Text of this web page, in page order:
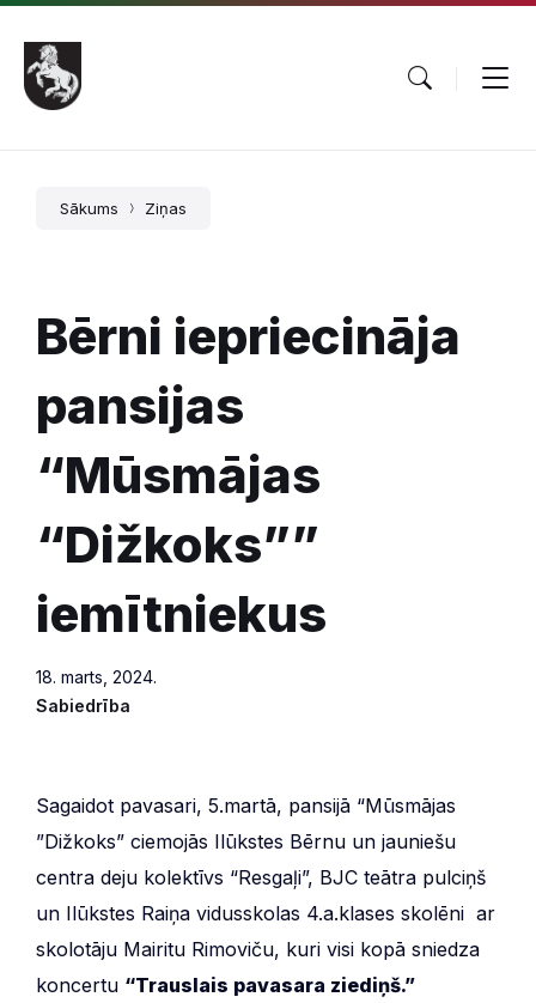
Pāriet
saturu
Skip
main
navigation
Skip
footer
Sākums Ziņas
Bērni iepriecināja
pansijas
“Mūsmājas
“Dižkoks””
iemītniekus
18. marts, 2024.
Sabiedrība
Sagaidot pavasari, 5.martā, pansijā “Mūsmājas
”Dižkoks” ciemojās Ilūkstes Bērnu un jauniešu
centra deju kolektīvs “Resgaļi”, BJC teātra pulciņš
un Ilūkstes Raiņa vidusskolas 4.a.klases skolēni ar
skolotāju Mairitu Rimoviču, kuri visi kopā sniedza
koncertu “Trauslais pavasara ziediņš.”